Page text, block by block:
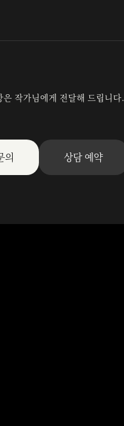
은 작가님에게 전달해 드립니다.
의 상담 예약